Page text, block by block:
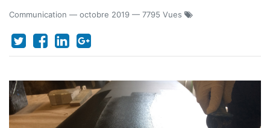
Communication — octobre 2019 — 7795 Vues